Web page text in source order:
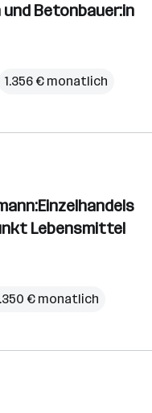
und Betonbauer:in
1.356 € monatlich
Lebensmittel
€ monatlich